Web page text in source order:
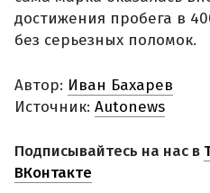
достижения пробега в
без серьезных поломок.
Автор: Иван Бахарев
Источник: Autonews
Подписывайтесь на нас в
ВКонтакте